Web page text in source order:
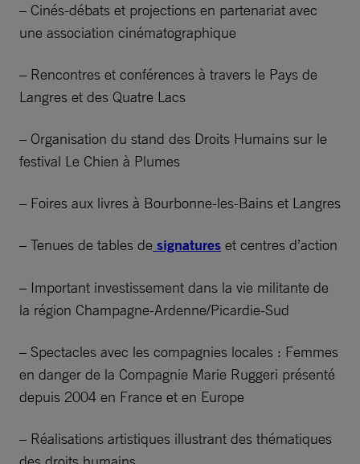
– Cinés-débats et projections en partenariat avec
une association cinématographique
– Rencontres et conférences à travers le Pays de
Langres et des Quatre Lacs
– Organisation du stand des Droits Humains sur le
festival Le Chien à Plumes
– Foires aux livres à Bourbonne-les-Bains et Langres
– Tenues de tables de signatures et centres d’action
– Important investissement dans la vie militante de
la région Champagne-Ardenne/Picardie-Sud
– Spectacles avec les compagnies locales : Femmes
en danger de la Compagnie Marie Ruggeri présenté
depuis 2004 en France et en Europe
– Réalisations artistiques illustrant des thématiques